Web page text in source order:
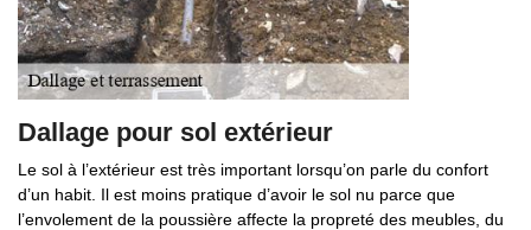
Dallage pour sol extérieur
Le sol à l’extérieur est très important lorsqu’on parle du confort
d’un habit. Il est moins pratique d’avoir le sol nu parce que
l’envolement de la poussière affecte la propreté des meubles, du